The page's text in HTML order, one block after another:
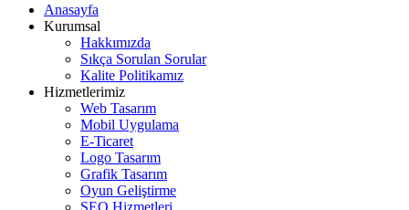
Anasayfa
Kurumsal
Hakkımızda
Sıkça Sorulan Sorular
Kalite Politikamız
Hizmetlerimiz
Web Tasarım
Mobil Uygulama
E-Ticaret
Logo Tasarım
Grafik Tasarım
Oyun Geliştirme
SEO Hizmetleri